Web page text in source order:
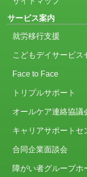
サービス案内
就労移行支援
こどもデイサービス
Face to Face
トリプルサポート
オールケア連絡協議
キャリアサポートセ
合同企業面談会
障がい者グループホ